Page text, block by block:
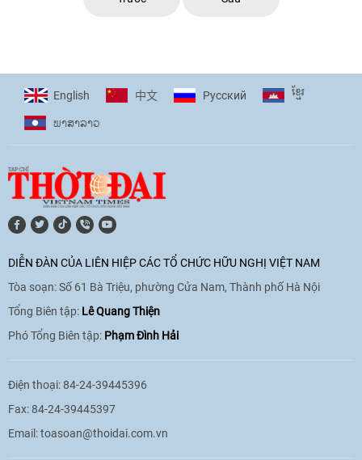
English 中文 Pусский ខ្មែរ
ພາ​ສາ​ລາວ
DIỄN ĐÀN CỦA LIÊN HIỆP CÁC TỔ CHỨC HỮU NGHỊ VIỆT NAM
Tòa soạn: Số 61 Bà Triệu, phường Cửa Nam, Thành phố Hà Nội
Tổng Biên tập: Lê Quang Thiện
Phó Tổng Biên tập: Phạm Đình Hải
Điện thoại: 84-24-39445396
Fax: 84-24-39445397
Email:toasoan@thoidai.com.vn